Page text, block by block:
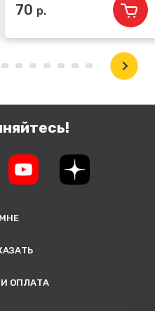
70 р.
ОПЛАТА